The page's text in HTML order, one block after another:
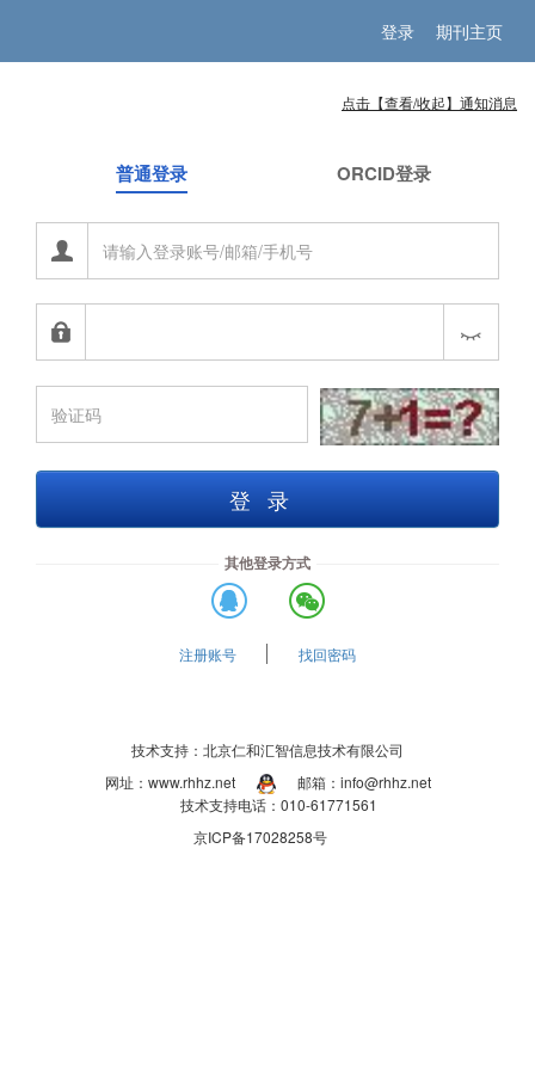
登录 期刊主页
点击【查看/收起】通知消息
普通登录 ORCID登录
登录
其他登录方式
注册账号 找回密码
技术支持：北京仁和汇智信息技术有限公司
网址：www.rhhz.net
邮箱：info@rhhz.net
技术支持电话：010-61771561
京ICP备17028258号